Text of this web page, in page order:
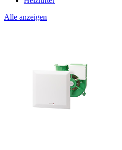
Alle anzeigen